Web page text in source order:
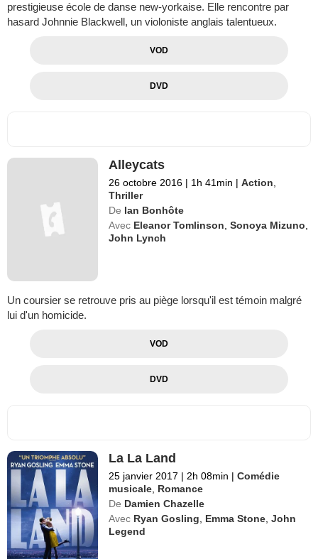
prestigieuse école de danse new-yorkaise. Elle rencontre par
hasard Johnnie Blackwell, un violoniste anglais talentueux.
VOD
DVD
Alleycats
26 octobre 2016 | 1h 41min | Action
Thriller
De Ian Bonhôte
Avec Eleanor Tomlinson ,Sonoya Mizuno
John Lynch
Un coursier se retrouve pris au piège lorsqu'il est témoin malgré
lui d'un homicide.
VOD
DVD
La La Land
25 janvier 2017 | 2h 08min | Comédie
musicale Romance
De Damien Chazelle
Avec Ryan Gosling Emma Stone ,John
Legend